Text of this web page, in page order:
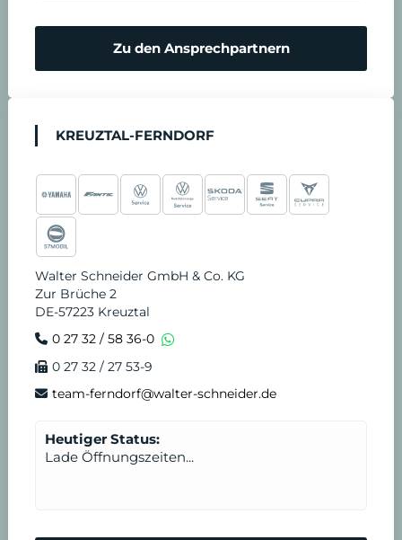
Zu den Ansprechpartnern
KREUZTAL-FERNDORF
Walter Schneider GmbH & Co. KG
Zur Brüche 2
DE-57223 Kreuztal
0 27 32 / 58 36-0
0 27 32 / 27 53-9
team-ferndorf@walter-schneider.de
Heutiger Status:
Lade Öffnungszeiten...